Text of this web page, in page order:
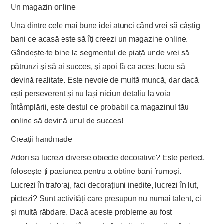
Un magazin online
Una dintre cele mai bune idei atunci când vrei să câștigi
bani de acasă este să îți creezi un magazine online.
Gândește-te bine la segmentul de piață unde vrei să
pătrunzi și să ai succes, și apoi fă ca acest lucru să
devină realitate. Este nevoie de multă muncă, dar dacă
ești perseverent și nu lași niciun detaliu la voia
întâmplării, este destul de probabil ca magazinul tău
online să devină unul de succes!
Creații handmade
Adori să lucrezi diverse obiecte decorative? Este perfect,
folosește-ți pasiunea pentru a obține bani frumoși.
Lucrezi în traforaj, faci decorațiuni inedite, lucrezi în lut,
pictezi? Sunt activități care presupun nu numai talent, ci
și multă răbdare. Dacă aceste probleme au fost